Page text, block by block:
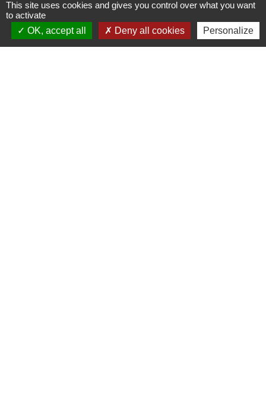
This site uses cookies and gives you control over what you want
to activate
OK, accept all
Deny all cookies Personalize